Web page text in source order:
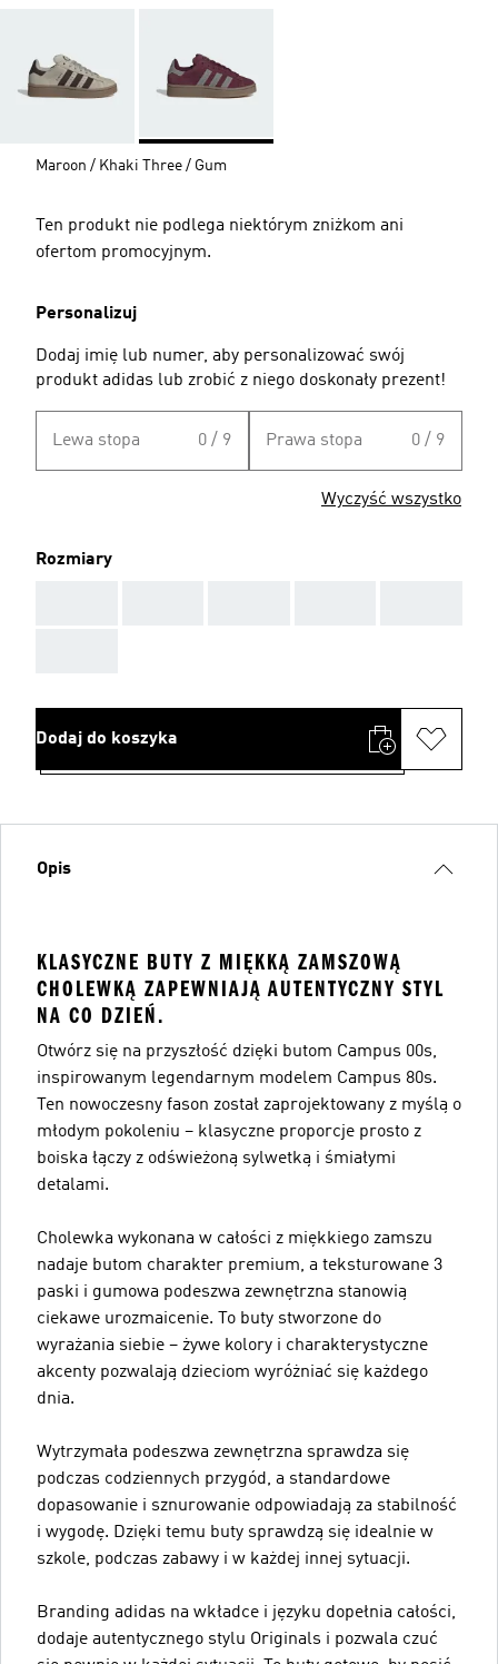
Maroon / Khaki Three / Gum
Ten produkt nie podlega niektórym zniżkom ani
ofertom promocyjnym.
Personalizuj
Dodaj imię lub numer, aby personalizować swój
produkt adidas lub zrobić z niego doskonały prezent!
Lewa stopa 0 / 9 Prawa stopa 0 / 9
Wyczyść wszystko
Rozmiary
Dodaj do koszyka
Opis
KLASYCZNE BUTY Z MIĘKKĄ ZAMSZOWĄ
CHOLEWKĄ ZAPEWNIAJĄ AUTENTYCZNY STYL
NA CO DZIEŃ.
Otwórz się na przyszłość dzięki butom Campus 00s,
inspirowanym legendarnym modelem Campus 80s.
Ten nowoczesny fason został zaprojektowany z myślą o
młodym pokoleniu – klasyczne proporcje prosto z
boiska łączy z odświeżoną sylwetką i śmiałymi
detalami.
Cholewka wykonana w całości z miękkiego zamszu
nadaje butom charakter premium, a teksturowane 3
paski i gumowa podeszwa zewnętrzna stanowią
ciekawe urozmaicenie. To buty stworzone do
wyrażania siebie – żywe kolory i charakterystyczne
akcenty pozwalają dzieciom wyróżniać się każdego
dnia.
Wytrzymała podeszwa zewnętrzna sprawdza się
podczas codziennych przygód, a standardowe
dopasowanie i sznurowanie odpowiadają za stabilność
i wygodę. Dzięki temu buty sprawdzą się idealnie w
szkole, podczas zabawy i w każdej innej sytuacji.
Branding adidas na wkładce i języku dopełnia całości,
dodaje autentycznego stylu Originals i pozwala czuć